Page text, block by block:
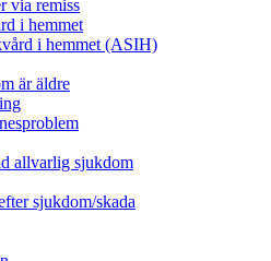
via remiss
i hemmet
i hemmet (ASIH)
är äldre
allvarlig sjukdom
sjukdom/skada